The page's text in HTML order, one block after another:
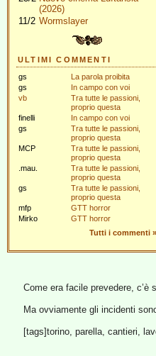
(2026)
11/2 Wormslayer
ULTIMI COMMENTI
gs
La parola proibita
gs
In campo con voi
vb
Tra tutte le passioni,
proprio questa
finelli
In campo con voi
gs
Tra tutte le passioni,
proprio questa
MCP
Tra tutte le passioni,
proprio questa
.mau.
Tra tutte le passioni,
proprio questa
gs
Tra tutte le passioni,
proprio questa
mfp
GTT horror
Mirko
GTT horror
Tutti i commenti »
Come era facile prevedere,
Ma ovviamente gli incidenti
[tags]torino, parella, cantieri,